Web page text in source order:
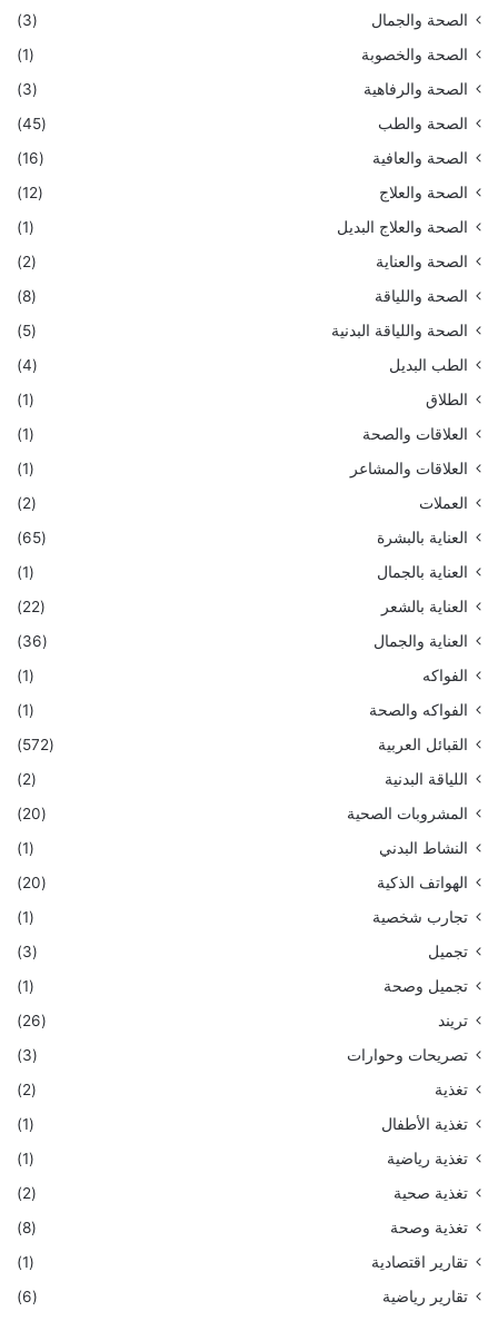
الصحة والجمال
(3)
الصحة والخصوبة
(1)
الصحة والرفاهية
(3)
الصحة والطب
(45)
الصحة والعافية
(16)
الصحة والعلاج
(12)
الصحة والعلاج البديل
(1)
الصحة والعناية
(2)
الصحة واللياقة
(8)
الصحة واللياقة البدنية
(5)
الطب البديل
(4)
الطلاق
(1)
العلاقات والصحة
(1)
العلاقات والمشاعر
(1)
العملات
(2)
العناية بالبشرة
(65)
العناية بالجمال
(1)
العناية بالشعر
(22)
العناية والجمال
(36)
الفواكه
(1)
الفواكه والصحة
(1)
القبائل العربية
(572)
اللياقة البدنية
(2)
المشروبات الصحية
(20)
النشاط البدني
(1)
الهواتف الذكية
(20)
تجارب شخصية
(1)
تجميل
(3)
تجميل وصحة
(1)
تريند
(26)
تصريحات وحوارات
(3)
تغذية
(2)
تغذية الأطفال
(1)
تغذية رياضية
(1)
تغذية صحية
(2)
تغذية وصحة
(8)
تقارير اقتصادية
(1)
تقارير رياضية
(6)